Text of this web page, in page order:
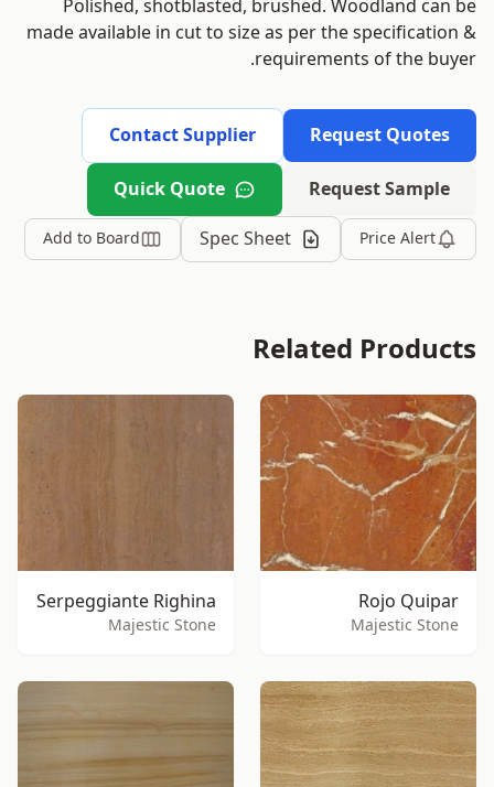
made available in cut to size as per the specification &
requirements of the buyer.
Request Quotes
Contact Supplier
Request Sample
Quick Quote
Price Alert
Spec Sheet
Add to Board
Related Products
Rojo Quipar
Majestic Stone
Serpeggiante Righina
Majestic Stone